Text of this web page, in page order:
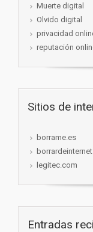
Muerte digital
Olvido digital
privacidad
reputación
Sitios de
borrame.es
legitec.com
Entradas